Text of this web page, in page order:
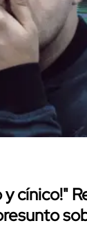
y cínico!"